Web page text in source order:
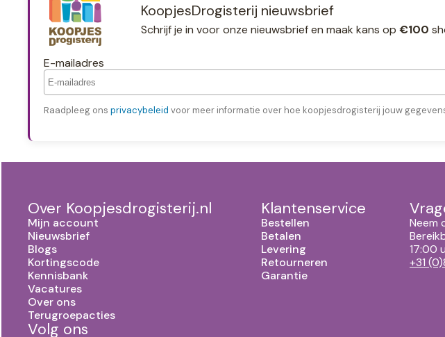
KoopjesDrogisterij nieuwsbrief
Schrijf je in voor onze nieuwsbrief en maak kans op €100
E-mailadres
Raadpleeg ons privacybeleid voor meer informatie over hoe koopjesdrogisterij jouw
Over Koopjesdrogisterij.nl
Mijn account
Nieuwsbrief
Blogs
Kortingscode
Kennisbank
Vacatures
Over ons
Terugroepacties
Volg ons
Klantenservice
Bestellen
Betalen
Levering
Retourneren
Garantie
Neem
17:00
+31